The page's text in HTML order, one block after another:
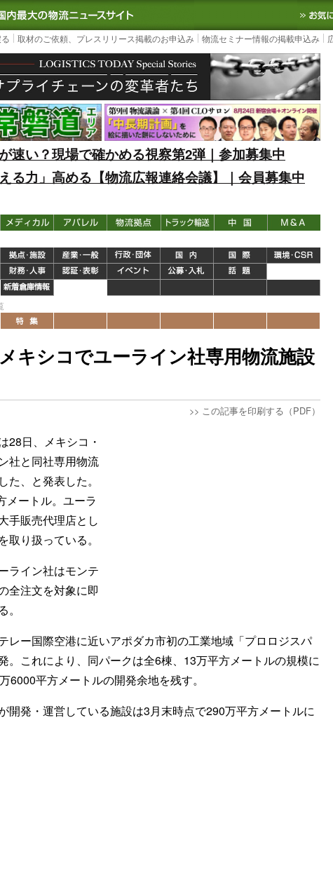
TODAY｜国内最大の物流ニュースサイト3PL, SCMなど国内外の
取材のご依頼、プレスリリース掲載のお申込み 物流セミナー情報の掲載申込み
速い？現場で確かめる視察第2弾｜参加募集中
る力」高める【物流広報連絡会議】｜会員募集中
キシコでユーライン社専用物流施設
>> この記事を印刷する（PDF）
28日、メキシコ・
社と同社専用物流
、と発表した。
メートル。ユーラ
手販売代理店とし
り扱っている。
ライン社はモンテ
全注文を対象に即
レー国際空港に近いアポダカ市初の工業地域「プロロジスパ
。これにより、同パークは全6棟、13万平方メートルの規模に
6000平方メートルの開発余地を残す。
開発・運営している施設は3月末時点で290万平方メートルに